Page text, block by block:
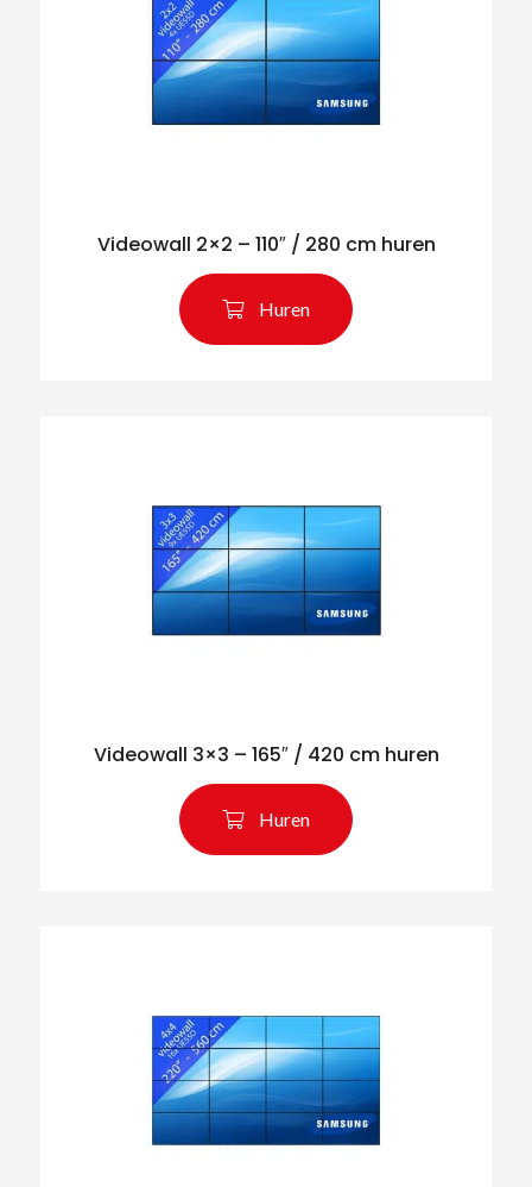
Videowall 2×2 – 110″ / 280 cm huren
Huren
Videowall 3×3 – 165″ / 420 cm huren
Huren